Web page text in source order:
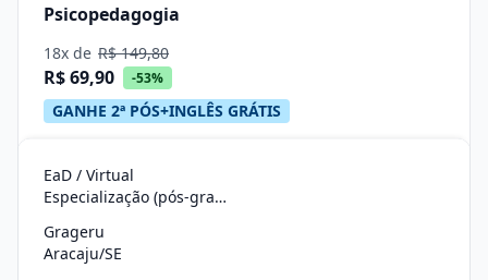
Psicopedagogia
18x de R$ 149,80
R$ 69,90 -53%
GANHE 2ª PÓS+INGLÊS GRÁTIS
EaD / Virtual
Especialização (pós-graduação)
Grageru
Aracaju/SE